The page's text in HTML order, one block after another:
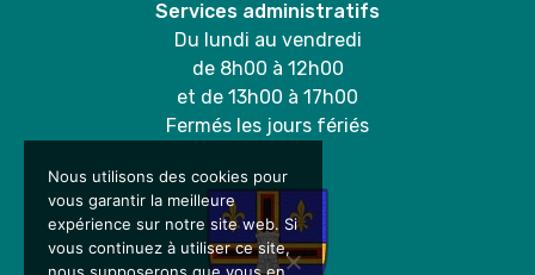
Services administratifs
Du lundi au vendredi
de 8h00 à 12h00
et de 13h00 à 17h00
Fermés les jours fériés
Nous utilisons des cookies pour
vous garantir la meilleure
expérience sur notre site web. Si
vous continuez à utiliser ce site,